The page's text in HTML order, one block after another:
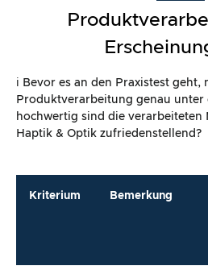
ℹ️ Bevor es an den Praxistest geht,
Produktverarbeitung genau unter
hochwertig sind die verarbeiteten
Haptik & Optik zufriedenstellend?
Kriterium Bemerkung